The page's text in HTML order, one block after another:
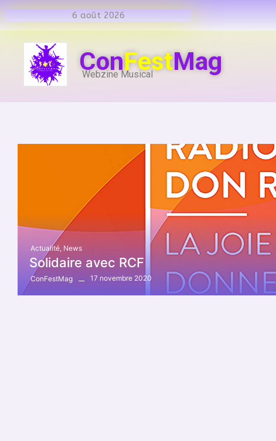
6 août 2026
ConFestMag
Webzine Musical
Actualité, News
Solidaire avec RCF
ConFestMag 17 novembre 2020